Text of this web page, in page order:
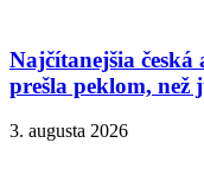
Najčítanejšia
prešla peklom, než
3. augusta 2026